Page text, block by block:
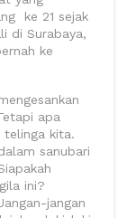
ke 21 sejak
di Surabaya,
ke
apa
telinga kita.
sanubari
ini?
jangan